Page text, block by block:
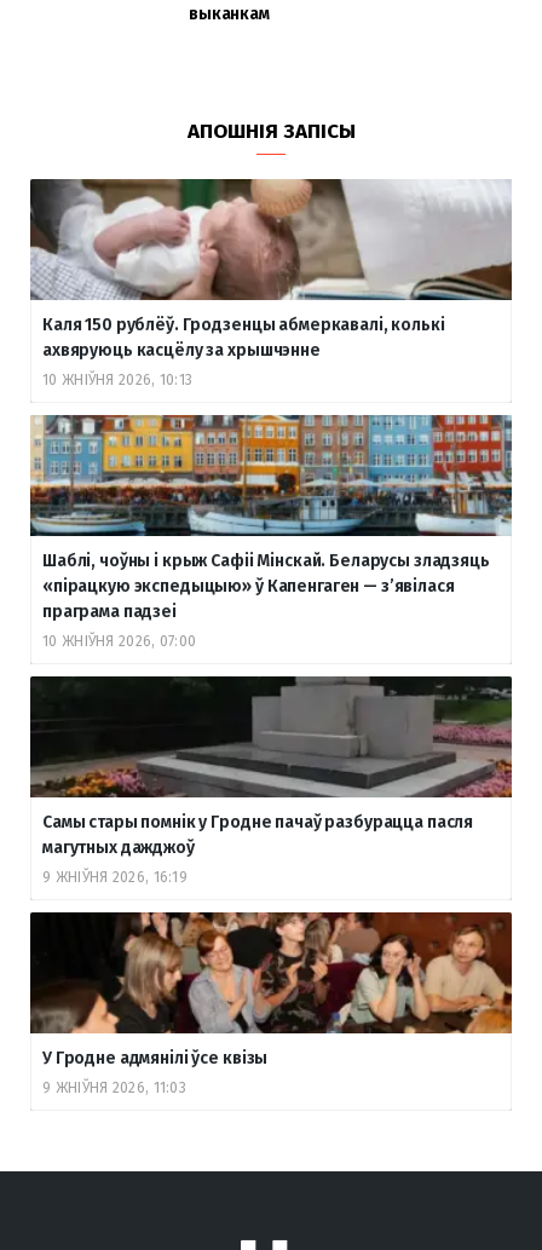
выканкам
АПОШНІЯ ЗАПІСЫ
Каля 150 рублёў. Гродзенцы абмеркавалі, колькі
ахвяруюць касцёлу за хрышчэнне
10 ЖНІЎНЯ 2026, 10:13
Шаблі, чоўны і крыж Сафіі Мінскай. Беларусы зладзяць
«пірацкую экспедыцыю» ў Капенгаген — з’явілася
праграма падзеі
10 ЖНІЎНЯ 2026, 07:00
Самы стары помнік у Гродне пачаў разбурацца пасля
магутных дажджоў
9 ЖНІЎНЯ 2026, 16:19
У Гродне адмянілі ўсе квізы
9 ЖНІЎНЯ 2026, 11:03